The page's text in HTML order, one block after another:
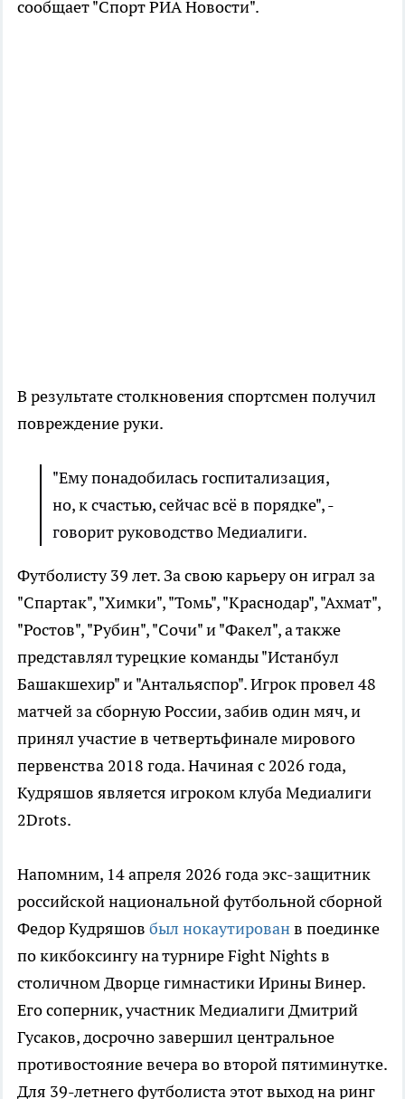
сообщает "Спорт РИА Новости".
В результате столкновения спортсмен получил
повреждение руки.
"Ему понадобилась госпитализация,
но, к счастью, сейчас всё в порядке", -
говорит руководство Медиалиги.
Футболисту 39 лет. За свою карьеру он играл за
"Спартак", "Химки", "Томь", "Краснодар", "Ахмат",
"Ростов", "Рубин", "Сочи" и "Факел", а также
представлял турецкие команды "Истанбул
Башакшехир" и "Антальяспор". Игрок провел 48
матчей за сборную России, забив один мяч, и
принял участие в четвертьфинале мирового
первенства 2018 года. Начиная с 2026 года,
Кудряшов является игроком клуба Медиалиги
2Drots.
Напомним, 14 апреля 2026 года экс-защитник
российской национальной футбольной сборной
Федор Кудряшов был нокаутированв поединке
по кикбоксингу на турнире Fight Nights в
столичном Дворце гимнастики Ирины Винер.
Его соперник, участник Медиалиги Дмитрий
Гусаков, досрочно завершил центральное
противостояние вечера во второй пятиминутке.
Для 39-летнего футболиста этот выход на ринг